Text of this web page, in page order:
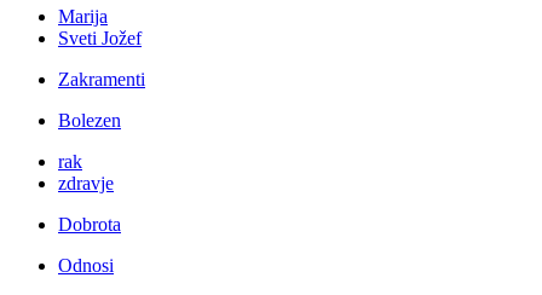
Marija
Sveti Jožef
Zakramenti
Bolezen
rak
zdravje
Dobrota
Odnosi